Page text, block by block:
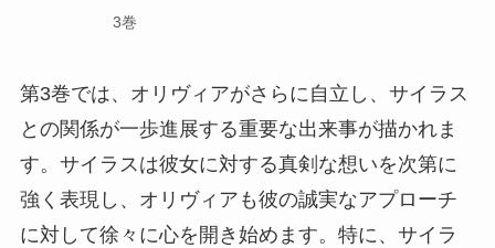
3巻
第3巻では、オリヴィアがさらに自立し、サイラス
との関係が一歩進展する重要な出来事が描かれま
す。サイラスは彼女に対する真剣な想いを次第に
強く表現し、オリヴィアも彼の誠実なアプローチ
に対して徐々に心を開き始めます。特に、サイラ